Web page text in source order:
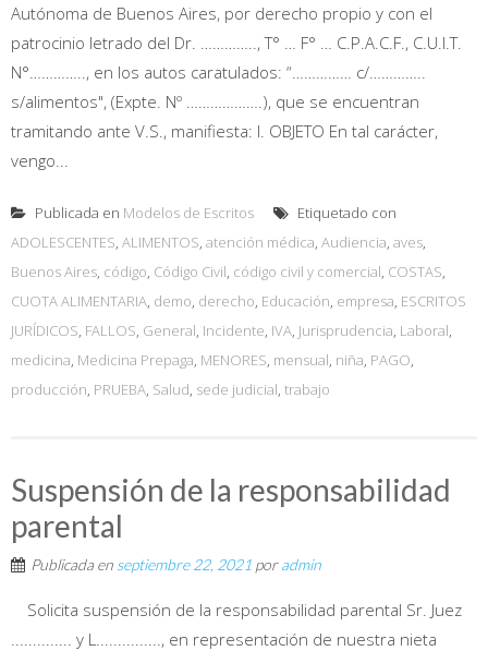
Autónoma de Buenos Aires, por derecho propio y con el
patrocinio letrado del Dr. ………….., T° … F° … C.P.A.C.F., C.U.I.T.
N°………….., en los autos caratulados: “…………… c/…………..
s/alimentos", (Expte. Nº ……………….), que se encuentran
tramitando ante V.S., manifiesta: I. OBJETO En tal carácter,
vengo...
Publicada en Modelos de Escritos
Etiquetado con
ADOLESCENTES, ALIMENTOS, atención médica, Audiencia, aves,
Buenos Aires, código, Código Civil, código civil y comercial, COSTAS,
CUOTA ALIMENTARIA, demo, derecho, Educación, empresa, ESCRITOS
JURÍDICOS, FALLOS, General, Incidente, IVA, Jurisprudencia, Laboral,
medicina, Medicina Prepaga, MENORES, mensual, niña, PAGO,
producción, PRUEBA, Salud, sede judicial, trabajo
Suspensión de la responsabilidad
parental
Publicada en septiembre 22, 2021 poradmin
Solicita suspensión de la responsabilidad parental Sr. Juez
.............. y L..............., en representación de nuestra nieta